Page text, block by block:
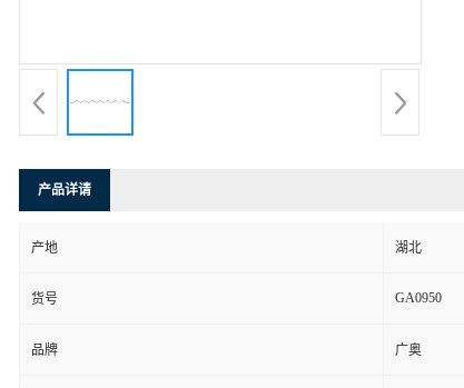
产品详请
产地 湖北
货号 GA0950
品牌 广奥